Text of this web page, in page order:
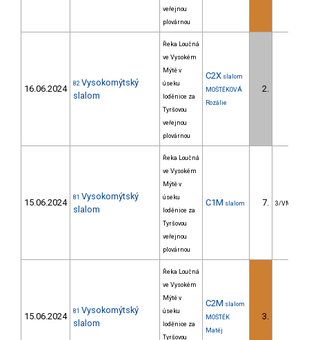
veřejnou
plovárnou
16.06.2024 82 Vysokomýtský
slalom
Řeka Loučná
ve Vysokém
Mýtě v
úseku
loděnice za
Tyršovou
veřejnou
plovárnou
C2X slalom
MOŠTĚKOVÁ
Rozálie
2.
15.06.2024 81 Vysokomýtský
slalom
Řeka Loučná
ve Vysokém
Mýtě v
úseku
loděnice za
Tyršovou
veřejnou
plovárnou
C1M slalom 7. 3/VM
15.06.2024 81 Vysokomýtský
slalom
Řeka Loučná
ve Vysokém
Mýtě v
úseku
loděnice za
Tyršovou
C2M slalom
MOŠTĚK
Matěj
3.